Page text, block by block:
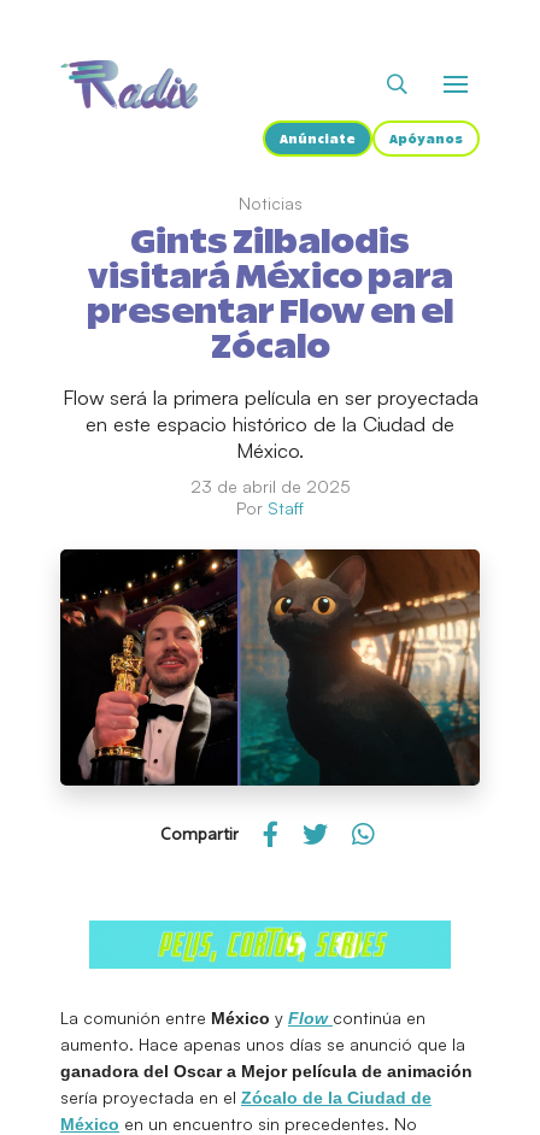
Anúnciate Apóyanos
Noticias
Gints Zilbalodis
visitará México para
presentar Flow en el
Zócalo
Flow será la primera película en ser proyectada
en este espacio histórico de la Ciudad de
México.
23 de abril de 2025
Por Staff
Compartir
La comunión entre México y Flow continúa en
aumento. Hace apenas unos días se anunció que la
ganadora del Oscar a Mejor película de animación
sería proyectada en el Zócalo de la Ciudad de
México en un encuentro sin precedentes. No